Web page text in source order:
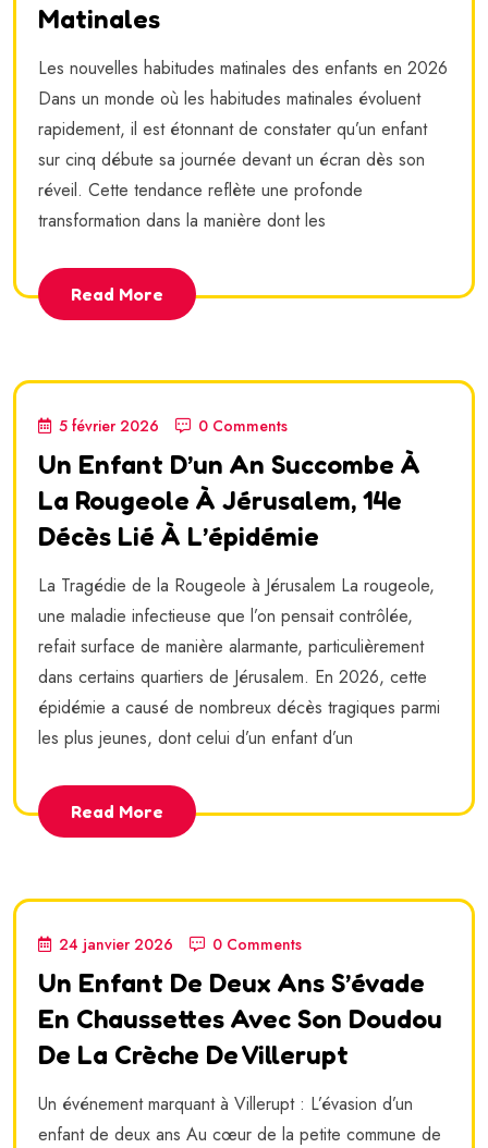
Matinales
Les nouvelles habitudes matinales des enfants en 2026
Dans un monde où les habitudes matinales évoluent
rapidement, il est étonnant de constater qu’un enfant
sur cinq débute sa journée devant un écran dès son
réveil. Cette tendance reflète une profonde
transformation dans la manière dont les
Read More
5 février 2026 0 Comments
Un Enfant D’un An Succombe À
La Rougeole À Jérusalem, 14e
Décès Lié À L’épidémie
La Tragédie de la Rougeole à Jérusalem La rougeole,
une maladie infectieuse que l’on pensait contrôlée,
refait surface de manière alarmante, particulièrement
dans certains quartiers de Jérusalem. En 2026, cette
épidémie a causé de nombreux décès tragiques parmi
les plus jeunes, dont celui d’un enfant d’un
Read More
24 janvier 2026 0 Comments
Un Enfant De Deux Ans S’évade
En Chaussettes Avec Son Doudou
De La Crèche De Villerupt
Un événement marquant à Villerupt : L’évasion d’un
enfant de deux ans Au cœur de la petite commune de